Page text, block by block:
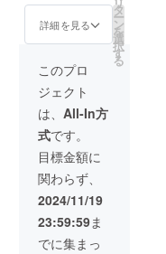
メッ
セージ
とイベ
ントの
活動報
告をお
送りし
ます。
このリ
ターン
は1000
円のリ
ターン
と同じ
内容に
なりま
す。
詳細を見る
タ
ー
ン
を
選
択
す
る
このプロ
ジェクト
は、 All-In方
式です。
目標金額に
関わらず、
2024/11/19
23:59:59ま
でに集まっ